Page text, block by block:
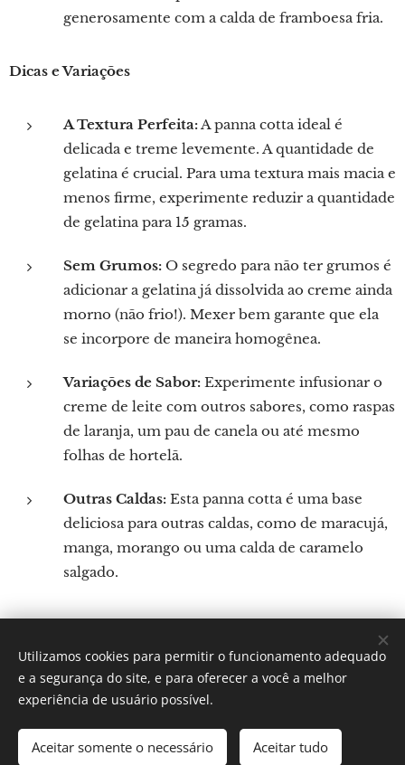
generosamente com a calda de framboesa fria.
Dicas e Variações
A Textura Perfeita:A panna cotta ideal é
delicada e treme levemente. A quantidade de
gelatina é crucial. Para uma textura mais macia e
menos firme, experimente reduzir a quantidade
de gelatina para 15 gramas.
Sem Grumos: O segredo para não ter grumos é
adicionar a gelatina já dissolvida ao creme ainda
morno (não frio!). Mexer bem garante que ela
se incorpore de maneira homogênea.
Variações de Sabor: Experimente infusionar o
creme de leite com outros sabores, como raspas
de laranja, um pau de canela ou até mesmo
folhas de hortelã.
Outras Caldas: Esta panna cotta é uma base
deliciosa para outras caldas, como de maracujá,
manga, morango ou uma calda de caramelo
salgado.
Por: Verônica Silveira Nicoletti
Instagram: Gastronomundo.receitas
Idiomas
Português brasileiro
Utilizamos cookies para permitir o funcionamento adequado
e a segurança do site, e para oferecer a você a melhor
experiência de usuário possível.
Aceitar somente o necessário Aceitar tudo